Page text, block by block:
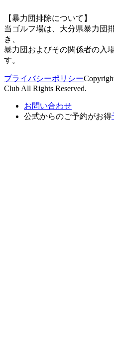
【暴力団排除について】
当ゴルフ場は、大分県暴力団
き、
暴力団およびその関係者の入
す。
プライバシーポリシー
Club All Rights Reserved.
お問い合わせ
公式からのご予約がお得